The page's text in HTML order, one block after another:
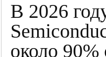
В 2026
около